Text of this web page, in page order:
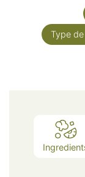
Type